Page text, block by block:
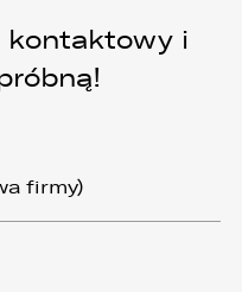
kontaktowy i